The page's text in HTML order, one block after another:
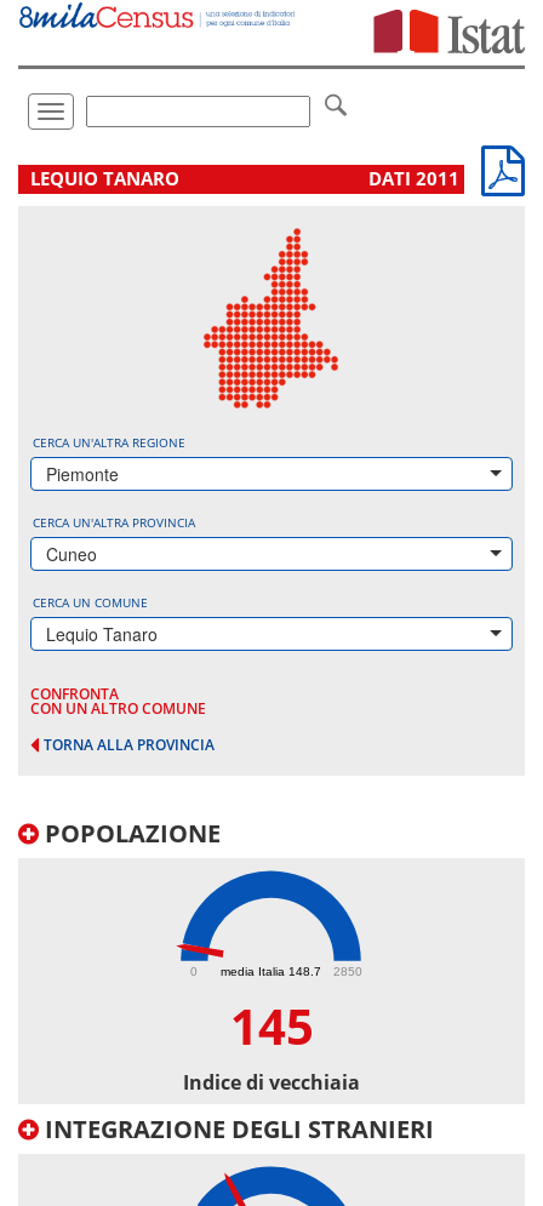
Vai
direttamente
Toggle
navigation
LEQUIO TANARO DATI 2011
CERCA UN'ALTRA REGIONE
Piemonte
CERCA UN'ALTRA PROVINCIA
Cuneo
CERCA UN COMUNE
Lequio Tanaro
CONFRONTA
CON UN ALTRO COMUNE
TORNA ALLA PROVINCIA
POPOLAZIONE
media Italia 148.7
0 2850
145
Indice di vecchiaia
INTEGRAZIONE DEGLI STRANIERI